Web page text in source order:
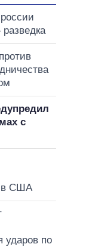
разведка
с
в США
ударов по